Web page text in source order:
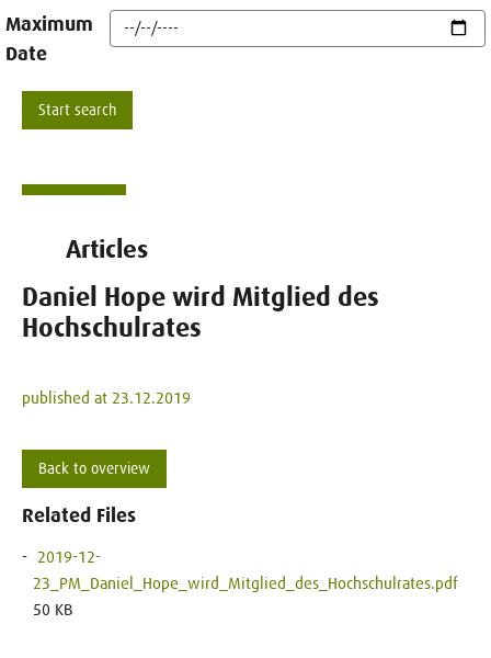
Maximum
Date
Articles
Daniel Hope wird Mitglied des
Hochschulrates
published at 23.12.2019
Back to overview
Related Files
2019-12-
23_PM_Daniel_Hope_wird_Mitglied_des_Hochschulrates.pdf
50 KB